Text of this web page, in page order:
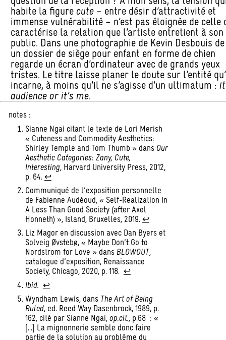
habite la figure cute– entre désir d’attractivité et
immense vulnérabilité – n’est pas éloignée de celle
caractérise la relation que l’artiste entretient à son
public. Dans une photographie de Kevin Desbouis de
un dossier de siège pour enfant en forme de chien
regarde un écran d’ordinateur avec de grands yeux
tristes. Le titre laisse planer le doute sur l’entité
incarne, à moins qu’il ne s’agisse d’un ultimatum :
audience or it’s me.
notes :
Sianne Ngai citant le texte de Lori Merish
« Cuteness and Commodity Aesthetics:
Shirley Temple and Tom Thumb » dans Our
Aesthetic Categories: Zany, Cute,
Interesting, Harvard University Press, 2012,
p. 64. ↩︎
Communiqué de l’exposition personnelle
de Fabienne Audéoud, « Self-Realization In
A Less Than Good Society (after Axel
Honneth) », Island, Bruxelles, 2019. ↩︎
Liz Magor en discussion avec Dan Byers et
Solveig Øvstebø, « Maybe Don’t Go to
Nordstrom for Love » dans BLOWOUT,
catalogue d’exposition, Renaissance
Society, Chicago, 2020, p. 118. ↩︎
Ibid. ↩︎
Wyndham Lewis, dans The Art of Being
Ruled, ed. Reed Way Dasenbrock, 1989, p.
162, cité par Sianne Ngai, op.cit., p.68 : «
[…] La mignonnerie semble donc faire
partie de la solution au problème du